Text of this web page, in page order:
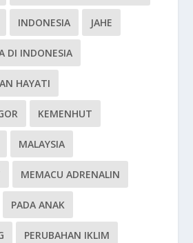
INDONESIA JAHE
DI INDONESIA
HAYATI
KEMENHUT
MALAYSIA
MEMACU ADRENALIN
PADA ANAK
PERUBAHAN IKLIM